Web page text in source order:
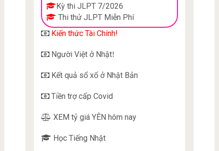
Kỳ thi JLPT 7/2026
Thi thử JLPT Miễn Phí
Kiến thức Tài Chính!
Người Việt ở Nhật!
Kết quả sổ xố ở Nhật Bản
Tiền trợ cấp Covid
XEM tỷ giá YÊN hôm nay
Học Tiếng Nhật